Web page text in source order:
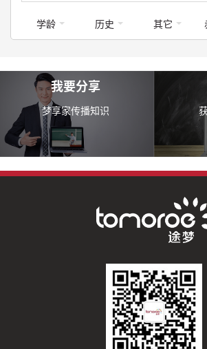
学龄 历史 其它
我要分享
梦享家传播知识